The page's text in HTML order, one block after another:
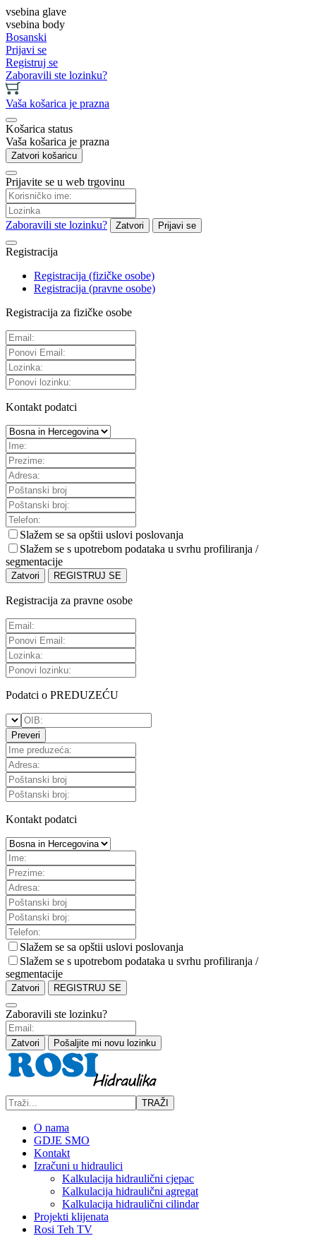
vsebina glave
vsebina body
Bosanski
Prijavi se
Registruj se
Zaboravili ste lozinku?
Vaša košarica je prazna
Košarica status
Vaša košarica je prazna
Zatvori košaricu
Prijavite se u web trgovinu
Zaboravili ste lozinku? Zatvori Prijavi se
Registracija
Registracija (fizičke osobe)
Registracija (pravne osobe)
Registracija za fizičke osobe
Kontakt podatci
Slažem se sa opštii uslovi poslovanja
Slažem se s upotrebom podataka u svrhu profiliranja /
segmentacije
Zatvori REGISTRUJ SE
Registracija za pravne osobe
Podatci o PREDUZEĆU
Preveri
Kontakt podatci
Slažem se sa opštii uslovi poslovanja
Slažem se s upotrebom podataka u svrhu profiliranja /
segmentacije
Zatvori REGISTRUJ SE
Zaboravili ste lozinku?
Zatvori Pošaljite mi novu lozinku
TRAŽI
O nama
GDJE SMO
Kontakt
Izračuni u hidraulici
Kalkulacija hidraulični cjepac
Kalkulacija hidraulični agregat
Kalkulacija hidraulični cilindar
Projekti klijenata
Rosi Teh TV